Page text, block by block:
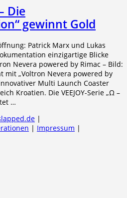
Die
gewinnt Gold
Patrick Marx und Lukas
einzigartige Blicke
Nevera powered by Rimac – Bild:
mit „Voltron Nevera powered by
Multi Launch Coaster
Kroatien. Die VEEJOY-Serie „Ω –
…
|
| Impressum |